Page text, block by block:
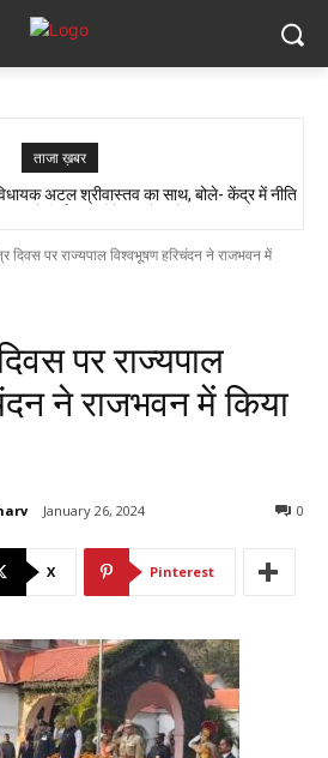
ताजा ख़बर
अटल श्रीवास्तव का साथ, बोले- केंद्र में नीति
दिवस पर राज्यपाल विश्वभूषण हरिचंदन ने राजभवन में
पर राज्यपाल
ने राजभवन में किया
January 26, 2024 0
X Pinterest